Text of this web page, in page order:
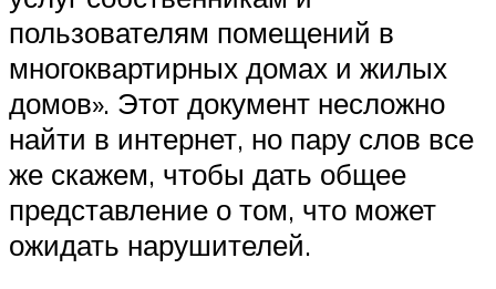
пользователям помещений в
многоквартирных домах и жилых
домов». Этот документ несложно
найти в интернет, но пару слов все
же скажем, чтобы дать общее
представление о том, что может
ожидать нарушителей.